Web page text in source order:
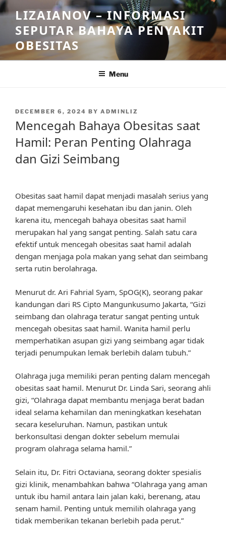
Skip
to
content
LIZAIANOV – INFORMASI
SEPUTAR BAHAYA PENYAKIT
OBESITAS
Menu
POSTED
DECEMBER 6, 2024 BY ADMINLIZ
Mencegah Bahaya Obesitas saat
Hamil: Peran Penting Olahraga
dan Gizi Seimbang
Obesitas saat hamil dapat menjadi masalah serius yang
dapat memengaruhi kesehatan ibu dan janin. Oleh
karena itu, mencegah bahaya obesitas saat hamil
merupakan hal yang sangat penting. Salah satu cara
efektif untuk mencegah obesitas saat hamil adalah
dengan menjaga pola makan yang sehat dan seimbang
serta rutin berolahraga.
Menurut dr. Ari Fahrial Syam, SpOG(K), seorang pakar
kandungan dari RS Cipto Mangunkusumo Jakarta, “Gizi
seimbang dan olahraga teratur sangat penting untuk
mencegah obesitas saat hamil. Wanita hamil perlu
memperhatikan asupan gizi yang seimbang agar tidak
terjadi penumpukan lemak berlebih dalam tubuh.”
Olahraga juga memiliki peran penting dalam mencegah
obesitas saat hamil. Menurut Dr. Linda Sari, seorang ahli
gizi, “Olahraga dapat membantu menjaga berat badan
ideal selama kehamilan dan meningkatkan kesehatan
secara keseluruhan. Namun, pastikan untuk
berkonsultasi dengan dokter sebelum memulai
program olahraga selama hamil.”
Selain itu, Dr. Fitri Octaviana, seorang dokter spesialis
gizi klinik, menambahkan bahwa “Olahraga yang aman
untuk ibu hamil antara lain jalan kaki, berenang, atau
senam hamil. Penting untuk memilih olahraga yang
tidak memberikan tekanan berlebih pada perut.”